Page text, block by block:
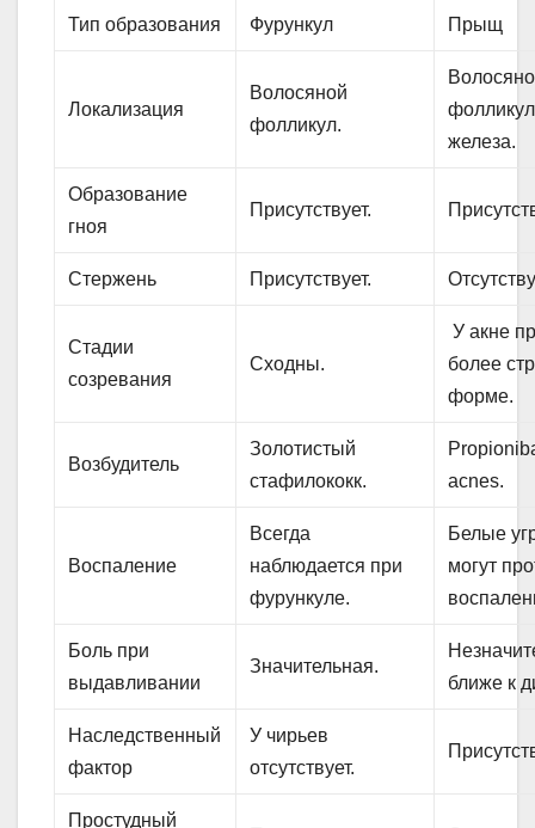
Тип образования Фурункул Прыщ
Локализация
Волосяной
фолликул.
железа.
Образование
гноя
Присутствует.
Стержень Присутствует.
Стадии
созревания
Сходны.
У акне
более
форме.
Возбудитель
Золотистый
стафилококк.
acnes.
Воспаление
Всегда
наблюдается при
фурункуле.
Белые
могут
Боль при
выдавливании
Значительная.
ближе к
Наследственный
фактор
У чирьев
отсутствует.
Простудный